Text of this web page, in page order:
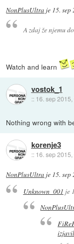
NonPlusUltra je 15.
A zdaj že njemu
Watch and learn
vostok_1
:: 16. sep 2015,
Nothing wrong with
korenje3
:: 16. sep
NonPlusUltra je 15.
Unknown_001 je
izjavil